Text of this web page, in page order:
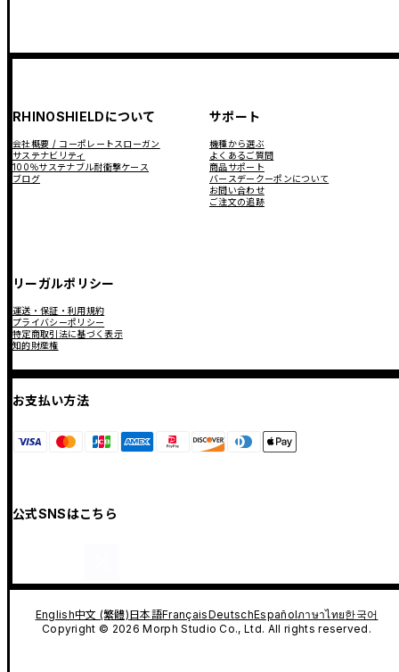
RHINOSHIELDについて
会社概要 / コーポレートスローガン
サステナビリティ
100％サステナブル耐衝撃ケース
ブログ
サポート
機種から選ぶ
よくあるご質問
商品サポート
バースデークーポンについて
お問い合わせ
ご注文の追跡
リーガルポリシー
運送・保証・利用規約
プライバシーポリシー
特定商取引法に基づく表示
知的財産権
お支払い方法
公式SNSはこちら
English中文 (繁體)日本語FrançaisDeutschEspañolภาษาไทย한국어
Copyright © 2026 Morph Studio Co., Ltd. All rights reserved.